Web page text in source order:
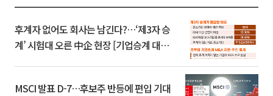
후계자 없어도 회사는 남긴다?…‘제3자 승
계’ 시험대 오른 中企 현장 [기업승계 대전
MSCI 발표 D-7…후보주 반등에 편입 기대